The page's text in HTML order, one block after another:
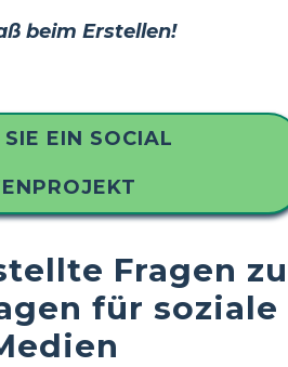
beim Erstellen!
EIN SOCIAL
Fragen zu
für soziale